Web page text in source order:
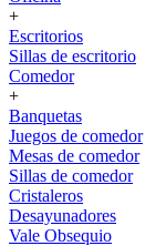
+
Escritorios
Sillas de escritorio
Comedor
+
Banquetas
Juegos de comedor
Mesas de comedor
Sillas de comedor
Cristaleros
Desayunadores
Vale Obsequio